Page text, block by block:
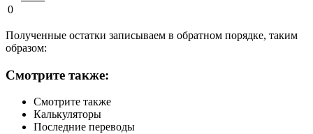
0
Полученные остатки записываем в обратном порядке, таким
образом:
Смотрите также:
Смотрите также
Калькуляторы
Последние переводы